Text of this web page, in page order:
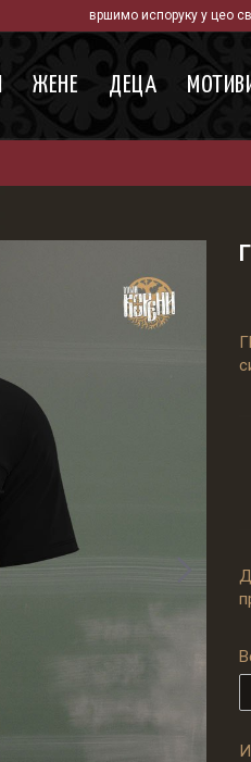
вршимо испоруку у цео
ЖЕНЕ ДЕЦА